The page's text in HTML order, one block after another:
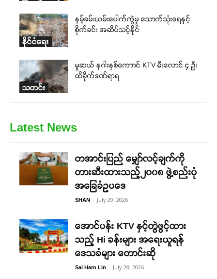
နိုင်ငံရေး
နမ့်ခမ်းယမ်းပေါက်ကွဲမှု သောက်သုံးရေနှင့်
စိုက်ခင်း အဆိပ်သင့်နိုင်
သတင်း
မူဆယ် နဂါးနှစ်ကောာင် KTV မီးလောင် ၄ ဦး
ထိခိုက်ဒဏ်ရာရ
Latest News
တအာင်းပြည် မျှော်လင့်ချက်ကို
တားဆီးထားသည့်၂၀၀၈ ဖွဲ့စည်းပုံ
အခြေခံဥပဒေ
SHAN - July 29, 2026
အောင်ပန်း KTV နှင့်တွဲဖွင့်ထား
သည့် Hi ခန်းများ အရေးယူရန်
ဒေသခံများ တောင်းဆို
Sai Harn Lin - July 28, 2026